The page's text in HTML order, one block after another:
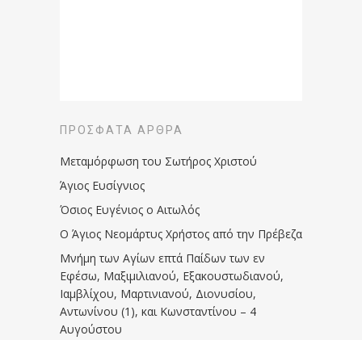
ΠΡΌΣΦΑΤΑ ΆΡΘΡΑ
Μεταμόρφωση του Σωτήρος Χριστού
Άγιος Ευσίγνιος
Όσιος Ευγένιος ο Αιτωλός
Ο Άγιος Νεομάρτυς Χρήστος από την Πρέβεζα
Μνήμη των Aγίων επτά Παίδων των εν
Eφέσω, Mαξιμιλιανού, Eξακουστωδιανού,
Iαμβλίχου, Mαρτινιανού, Διονυσίου,
Aντωνίνου (1), και Kωνσταντίνου – 4
Αυγούστου